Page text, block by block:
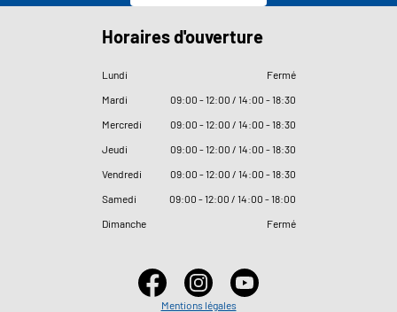
Horaires d'ouverture
Lundi
Fermé
Mardi
09:00 - 12:00 / 14:00 - 18:30
Mercredi
09:00 - 12:00 / 14:00 - 18:30
Jeudi
09:00 - 12:00 / 14:00 - 18:30
Vendredi
09:00 - 12:00 / 14:00 - 18:30
Samedi
09:00 - 12:00 / 14:00 - 18:00
Dimanche
Fermé
Mentions légales